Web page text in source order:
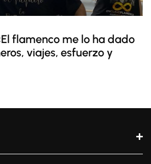
flamenco me lo ha dado
viajes, esfuerzo y